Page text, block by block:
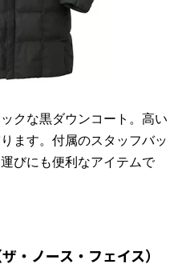
クな黒ダウンコート。高い
ます。付属のスタッフバッ
びにも便利なアイテムで
・ノース・フェイス）